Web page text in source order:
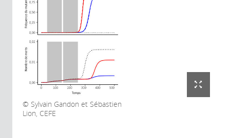
Sylvain Gandon et Sébastien
Lion, CEFE